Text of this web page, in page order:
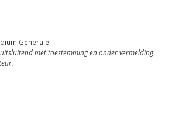
Generale
met toestemming en onder vermelding